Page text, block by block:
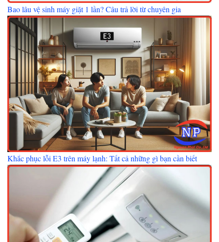
Bao lâu vệ sinh máy giặt 1 lần? Câu trả lời từ chuyên gia
Khắc phục lỗi E3 trên máy lạnh: Tất cả những gì bạn cần biết